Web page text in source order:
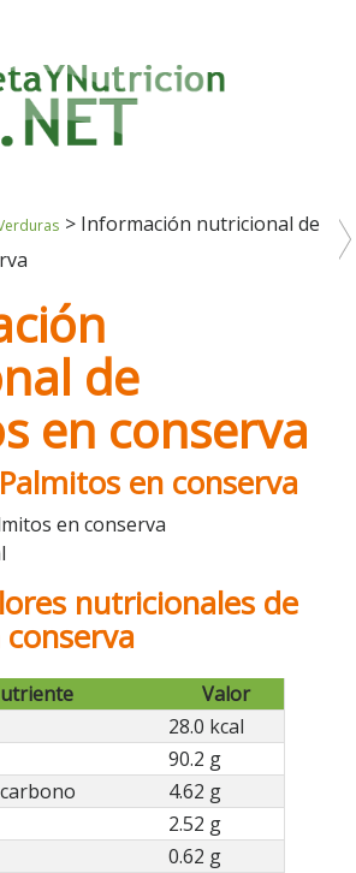
> Información nutricional de
de
en conserva
en conserva
en conserva
nutricionales de
Valor
28.0 kcal
90.2 g
4.62 g
2.52 g
0.62 g